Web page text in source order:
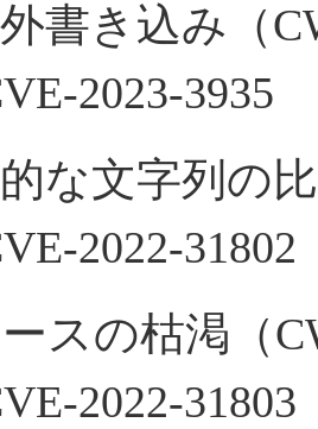
書き込み（
2023-3935
な文字列の
2022-31802
スの枯渇（
2022-31803